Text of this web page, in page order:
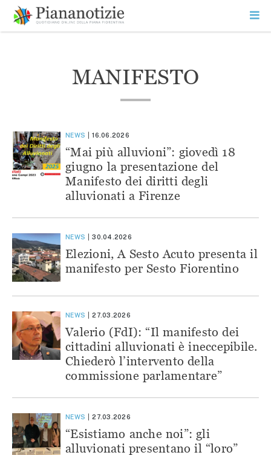
contenuto
SEARCH
MANIFESTO
NEWS 16.06.2026
“Mai più alluvioni”: giovedì 18
giugno la presentazione del
Manifesto dei diritti degli
alluvionati a Firenze
NEWS 30.04.2026
Elezioni, A Sesto Acuto presenta il
manifesto per Sesto Fiorentino
NEWS 27.03.2026
Valerio (FdI): “Il manifesto dei
cittadini alluvionati è ineccepibile.
Chiederò l’intervento della
commissione parlamentare”
NEWS 27.03.2026
“Esistiamo anche noi”: gli
alluvionati presentano il “loro”